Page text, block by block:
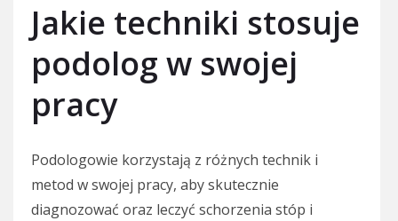
Jakie techniki stosuje
podolog w swojej
pracy
Podologowie korzystają z różnych technik i
metod w swojej pracy, aby skutecznie
diagnozować oraz leczyć schorzenia stóp i